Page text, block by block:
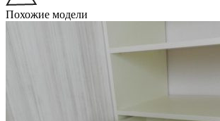
Похожие модели